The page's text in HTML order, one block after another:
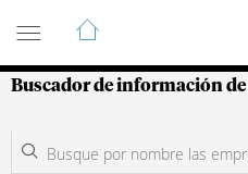
Guía de Empresas
Buscador de información de